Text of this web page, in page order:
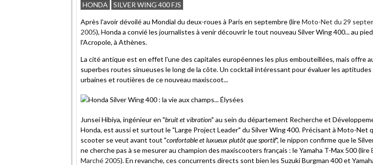
ami
HONDA SILVER WING 400 FJS
Après l'avoir dévoilé au Mondial du deux-roues à Paris en septembre (lireMoto-Net du 29
2005), Honda a convié les journalistes à venir découvrir le tout nouveau Silver Wing 400... au
l'Acropole, à Athènes.
La cité antique est en effet l'une des capitales européennes les plus embouteillées, mais offre
superbes routes sinueuses le long de la côte. Un cocktail intéressant pour évaluer les aptitudes
urbaines et routières de ce nouveau maxiscoot...
Junsei Hibiya, ingénieur en "bruit et vibration" au sein du département Recherche et
Honda, est aussi et surtout le "Large Project Leader" du Silver Wing 400. Précisant à Moto-Net
scooter se veut avant tout "confortable et luxueux plutôt que sportif", le nippon confirme que le
ne cherche pas à se mesurer au champion des maxiscooters français : le Yamaha T-Max 500 (lire
Marché 2005). En revanche, ces concurrents directs sont bien les Suzuki Burgman 400 et